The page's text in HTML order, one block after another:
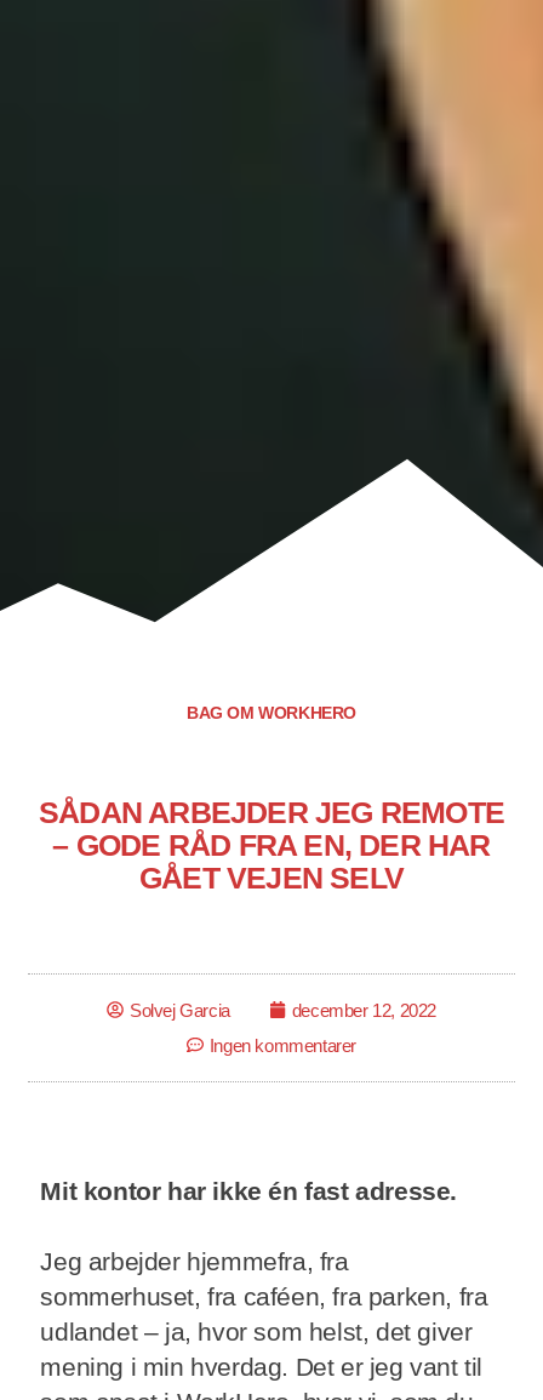
BAG OM WORKHERO
SÅDAN ARBEJDER JEG REMOTE
– GODE RÅD FRA EN, DER HAR
GÅET VEJEN SELV
Solvej Garcia
december 12, 2022
Ingen kommentarer
Mit kontor har ikke én fast adresse.
Jeg arbejder hjemmefra, fra
sommerhuset, fra caféen, fra parken, fra
udlandet – ja, hvor som helst, det giver
mening i min hverdag. Det er jeg vant til